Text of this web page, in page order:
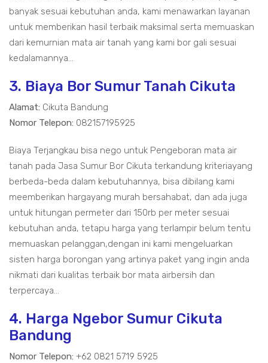
banyak sesuai kebutuhan anda, kami menawarkan layanan
untuk memberikan hasil terbaik maksimal serta memuaskan
dari kemurnian mata air tanah yang kami bor gali sesuai
kedalamannya...
3. Biaya Bor Sumur Tanah Cikuta
Alamat: Cikuta Bandung
Nomor Telepon: 082157195925
Biaya Terjangkau bisa nego untuk Pengeboran mata air
tanah pada Jasa Sumur Bor Cikuta terkandung kriteriayang
berbeda-beda dalam kebutuhannya, bisa dibilang kami
meemberikan hargayang murah bersahabat, dan ada juga
untuk hitungan permeter dari 150rb per meter sesuai
kebutuhan anda, tetapu harga yang terlampir belum tentu
memuaskan pelanggan,dengan ini kami mengeluarkan
sisten harga borongan yang artinya paket yang ingin anda
nikmati dari kualitas terbaik bor mata airbersih dan
terpercaya...
4. Harga Ngebor Sumur Cikuta
Bandung
Nomor Telepon: +62 0821 5719 5925